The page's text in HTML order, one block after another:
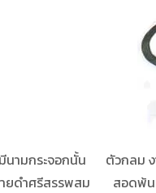
ตัวกลม งาม
สม สอดพ้น